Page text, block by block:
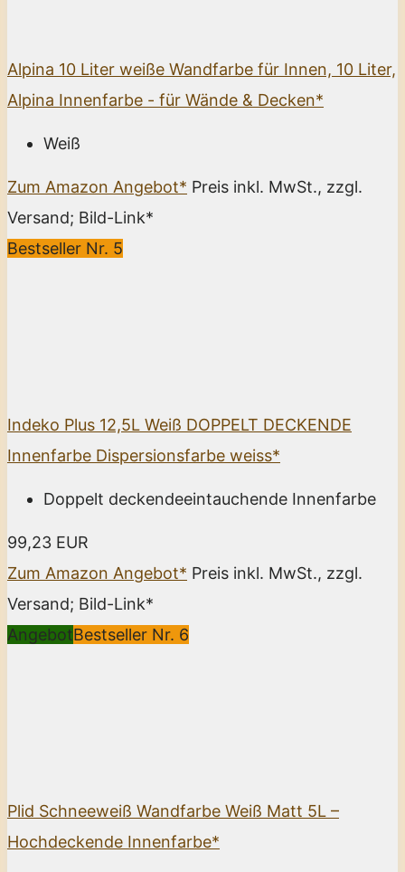
Alpina 10 Liter weiße Wandfarbe für Innen, 10 Liter,
Alpina Innenfarbe - für Wände & Decken*
Weiß
Zum Amazon Angebot* Preis inkl. MwSt., zzgl.
Versand; Bild-Link*
Bestseller Nr. 5
Indeko Plus 12,5L Weiß DOPPELT DECKENDE
Innenfarbe Dispersionsfarbe weiss*
Doppelt deckendeeintauchende Innenfarbe
99,23 EUR
Zum Amazon Angebot* Preis inkl. MwSt., zzgl.
Versand; Bild-Link*
AngebotBestseller Nr. 6
Plid Schneeweiß Wandfarbe Weiß Matt 5L –
Hochdeckende Innenfarbe*